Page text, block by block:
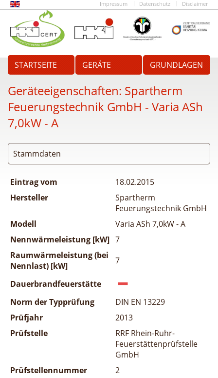
Impressum Datenschutz Disclaimer
STARTSEITE GERÄTE GRUNDLAGEN
Geräteeigenschaften: Spartherm
Feuerungstechnik GmbH - Varia ASh
7,0kW - A
Stammdaten
Eintrag vom
18.02.2015
Hersteller
Spartherm
Feuerungstechnik GmbH
Modell
Varia ASh 7,0kW - A
Nennwärmeleistung [kW] 7
Raumwärmeleistung (bei
Nennlast) [kW]
7
Dauerbrandfeuerstätte
Norm der Typprüfung
DIN EN 13229
Prüfjahr
2013
Prüfstelle
RRF Rhein-Ruhr-
Feuerstättenprüfstelle
GmbH
Prüfstellennummer
2